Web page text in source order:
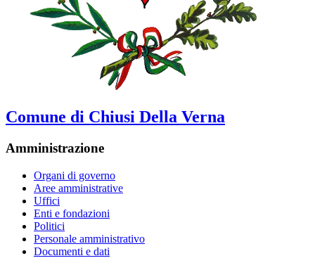
Comune di Chiusi Della Verna
Amministrazione
Organi di governo
Aree amministrative
Uffici
Enti e fondazioni
Politici
Personale amministrativo
Documenti e dati